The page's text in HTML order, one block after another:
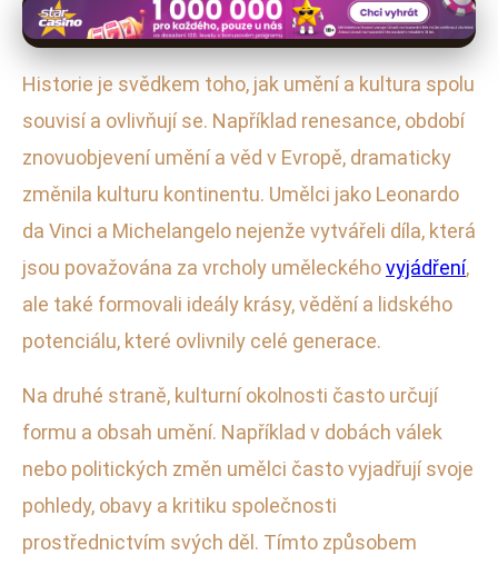
Historie je svědkem toho, jak umění a kultura spolu
souvisí a ovlivňují se. Například renesance, období
znovuobjevení umění a věd v Evropě, dramaticky
změnila kulturu kontinentu. Umělci jako Leonardo
da Vinci a Michelangelo nejenže vytvářeli díla, která
jsou považována za vrcholy uměleckéhovyjádření,
ale také formovali ideály krásy, vědění a lidského
potenciálu, které ovlivnily celé generace.
Na druhé straně, kulturní okolnosti často určují
formu a obsah umění. Například v dobách válek
nebo politických změn umělci často vyjadřují svoje
pohledy, obavy a kritiku společnosti
prostřednictvím svých děl. Tímto způsobem